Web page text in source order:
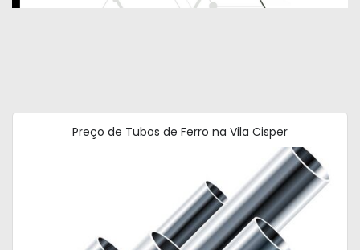
Preço de Tubos de Ferro na Vila Cisper